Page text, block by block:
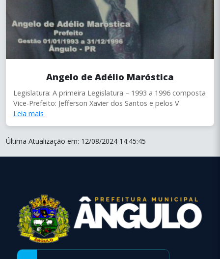
Angelo de Adélio Maróstica
Legislatura: A primeira Legislatura – 1993 a 1996 composta
Vice-Prefeito: Jefferson Xavier dos Santos e pelos V
Leia mais
Última Atualização em: 12/08/2024 14:45:45